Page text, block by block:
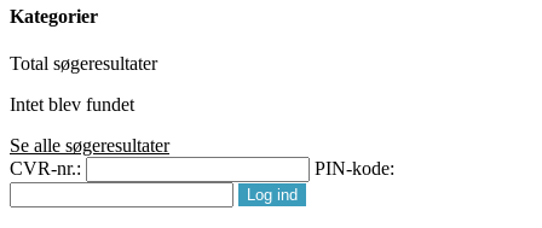
Kategorier
Total søgeresultater
Intet blev fundet
Se alle søgeresultater
CVR-nr.:
PIN-kode: